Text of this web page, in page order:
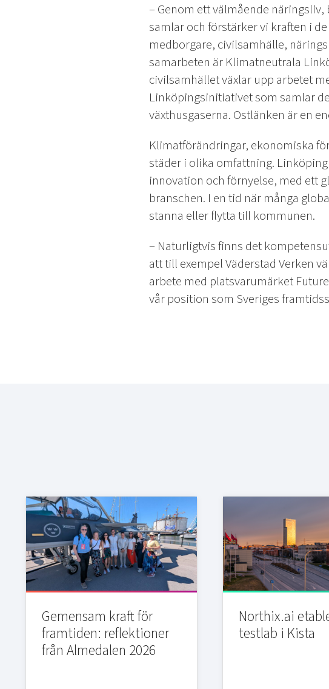
– Genom ett välmående
samlar och förstärker vi kraften i
medborgare, civilsamhälle,
samarbeten är Klimatneutrala
civilsamhället växlar upp arbetet
Linköpingsinitiativet som samlar
växthusgaserna. Ostlänken är en
Klimatförändringar, ekonomiska
städer i olika omfattning.
innovation och förnyelse, med ett
branschen. I en tid när många
stanna eller flytta till kommunen.
– Naturligtvis finns det
att till exempel Väderstad Verken
arbete med platsvarumärket
vår position som Sveriges
Gemensam kraft för
framtiden: reflektioner
från Almedalen 2026
Northix.ai
testlab i Kista